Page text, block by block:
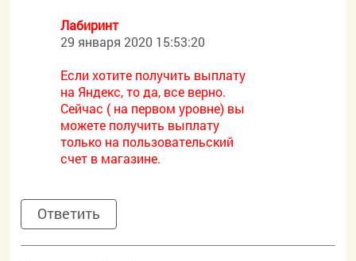
Лабиринт
29 января 2020 15:53:20
Если хотите получить выплату
на Яндекс, то да, все верно.
Сейчас ( на первом уровне) вы
можете получить выплату
только на пользовательский
счет в магазине.
Ответить